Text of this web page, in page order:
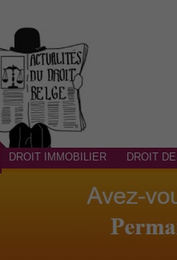
DROIT IMMOBILIER DROIT